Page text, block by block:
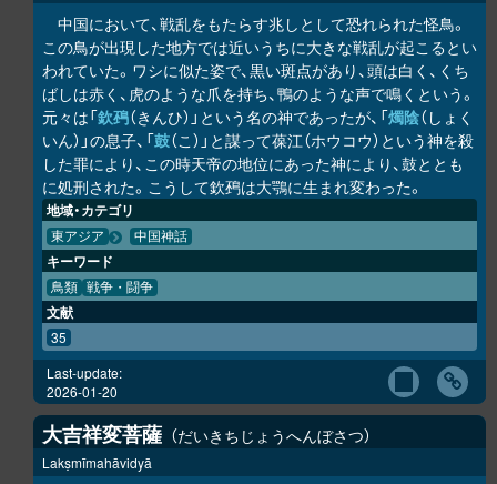
中国において、戦乱をもたらす兆しとして恐れられた怪鳥。
この鳥が出現した地方では近いうちに大きな戦乱が起こるとい
われていた。ワシに似た姿で、黒い斑点があり、頭は白く、くち
ばしは赤く、虎のような爪を持ち、鴨のような声で鳴くという。
元々は「欽䲹（きんひ）」という名の神であったが、「燭陰（しょく
いん）」の息子、「鼓（こ）」と謀って葆江（ホウコウ）という神を殺
した罪により、この時天帝の地位にあった神により、鼓ととも
に処刑された。こうして欽䲹は大鶚に生まれ変わった。
地域・カテゴリ
東アジア 中国神話
キーワード
鳥類 戦争・闘争
文献
35
Last-update:
2026-01-20
大吉祥変菩薩 だいきちじょうへんぼさつ
Lakṣmīmahāvidyā